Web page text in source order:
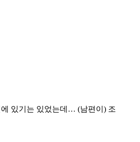
에 있기는 있었는데… (남편이) 조